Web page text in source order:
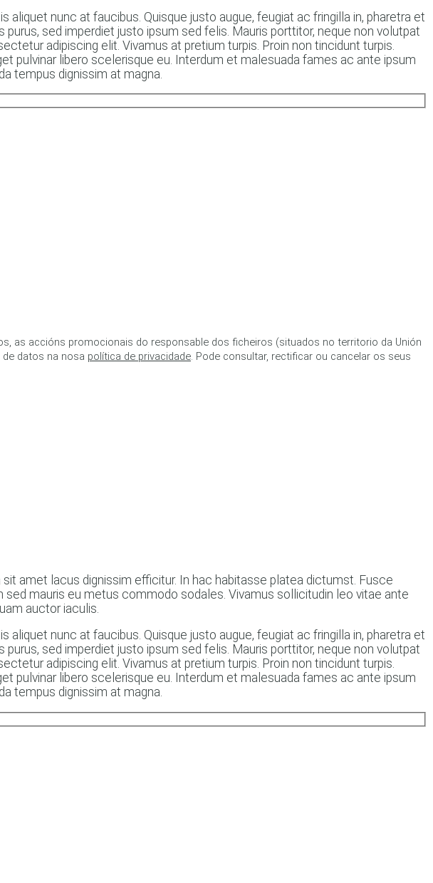
nunc at faucibus. Quisque justo augue, feugiat ac fringilla in, pharetra et
sed imperdiet justo ipsum sed felis. Mauris porttitor, neque non volutpat
adipiscing elit. Vivamus at pretium turpis. Proin non tincidunt turpis.
pulvinar libero scelerisque eu. Interdum et malesuada fames ac ante ipsum
tempus dignissim at magna.
as accións promocionais do responsable dos ficheiros (situados no territorio da Unión
datos na nosa política de privacidade. Pode consultar, rectificar ou cancelar os seus
amet lacus dignissim efficitur. In hac habitasse platea dictumst. Fusce
mauris eu metus commodo sodales. Vivamus sollicitudin leo vitae ante
auctor iaculis.
nunc at faucibus. Quisque justo augue, feugiat ac fringilla in, pharetra et
sed imperdiet justo ipsum sed felis. Mauris porttitor, neque non volutpat
adipiscing elit. Vivamus at pretium turpis. Proin non tincidunt turpis.
pulvinar libero scelerisque eu. Interdum et malesuada fames ac ante ipsum
tempus dignissim at magna.